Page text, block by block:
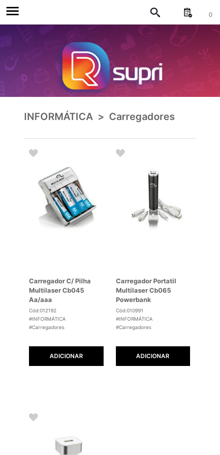
0
INFORMÁTICA > Carregadores
Carregador C/ Pilha
Multilaser Cb045
Aa/aaa
Cód:012192
#INFORMÁTICA
#Carregadores
ADICIONAR
Carregador Portatil
Multilaser Cb065
Powerbank
Cód:010991
#INFORMÁTICA
#Carregadores
ADICIONAR